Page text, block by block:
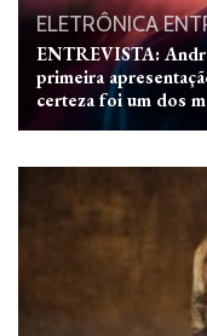
ELETRÔNICA
ENTREVISTA:
primeira
certeza foi um dos